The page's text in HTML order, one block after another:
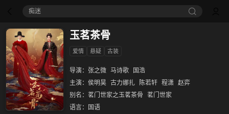
痴迷
玉茗茶骨
爱情 悬疑 古装
导演： 张之微 马诗歌
国浩
主演： 侯明昊 古力娜扎 陈若轩 程潇 赵弈
别名： 茗门世家之玉茗茶骨
茗门世家
语言：
国语